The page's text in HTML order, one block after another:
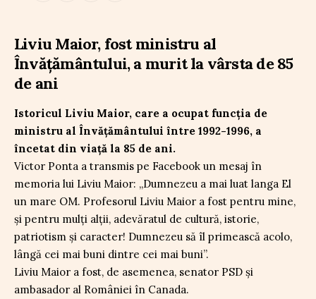
Liviu Maior, fost ministru al
Învățământului, a murit la vârsta de 85
de ani
Istoricul Liviu Maior, care a ocupat funcția de
ministru al Învățământului între 1992-1996, a
încetat din viață la 85 de ani.
Victor Ponta a transmis pe Facebook un mesaj în
memoria lui Liviu Maior: „Dumnezeu a mai luat langa El
un mare OM. Profesorul Liviu Maior a fost pentru mine,
și pentru mulți alții, adevăratul de cultură, istorie,
patriotism și caracter! Dumnezeu să îl primească acolo,
lângă cei mai buni dintre cei mai buni”.
Liviu Maior a fost, de asemenea, senator PSD și
ambasador al României în Canada.